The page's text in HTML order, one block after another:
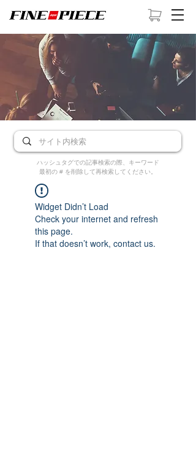
ハッシュタグでの記事検索の際、キーワード
最初の # を削除して再検索してください。
Widget Didn’t Load
Check your internet and refresh
this page.
If that doesn’t work, contact us.